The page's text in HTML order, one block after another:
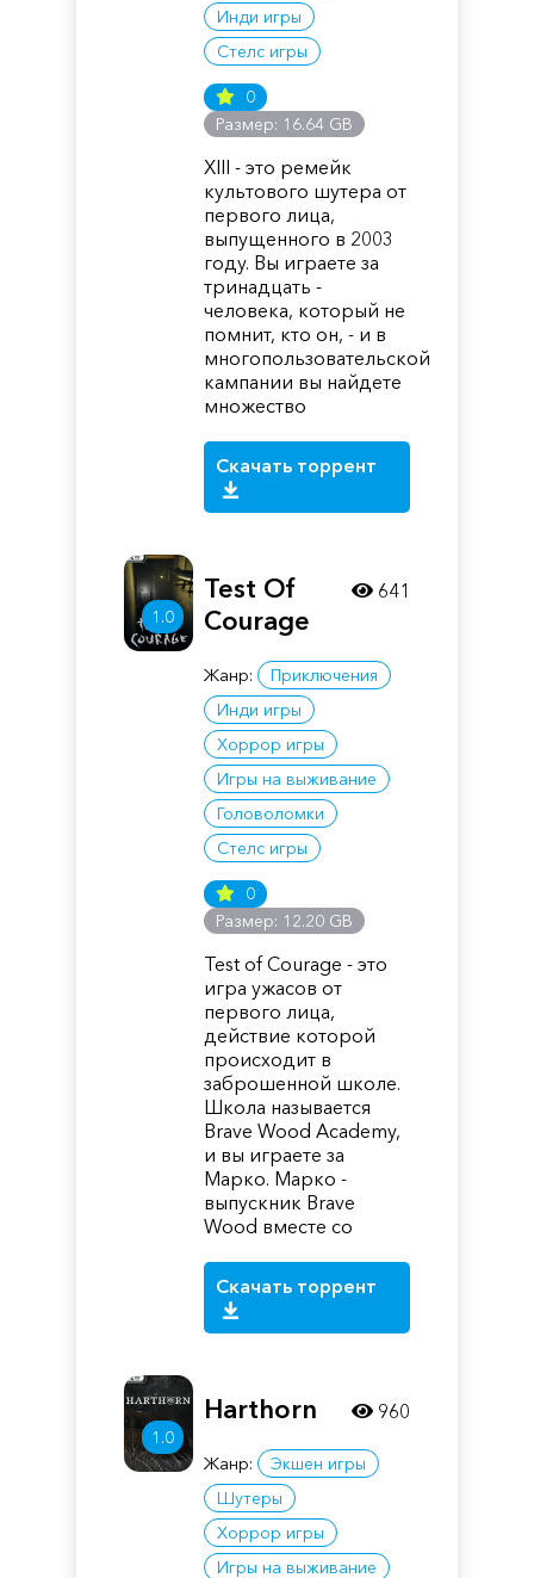
Инди игры
Стелс игры
0
Размер: 16.64 GB
XIII - это ремейк
культового шутера от
первого лица,
выпущенного в 2003
году. Вы играете за
тринадцать -
человека, который не
помнит, кто он, - и в
многопользовательской
кампании вы найдете
множество
Скачать торрент
1.0
Test Of
Courage
Жанр:
Приключения
Инди игры
Хоррор игры
Игры на выживание
Головоломки
Стелс игры
0
Размер: 12.20 GB
Test of Courage - это
игра ужасов от
первого лица,
действие которой
происходит в
заброшенной школе.
Школа называется
Brave Wood Academy,
и вы играете за
Марко. Марко -
выпускник Brave
Wood вместе со
Скачать торрент
641
1.0
Harthorn
Жанр:
Экшен игры
Шутеры
Хоррор игры
Игры на выживание
960